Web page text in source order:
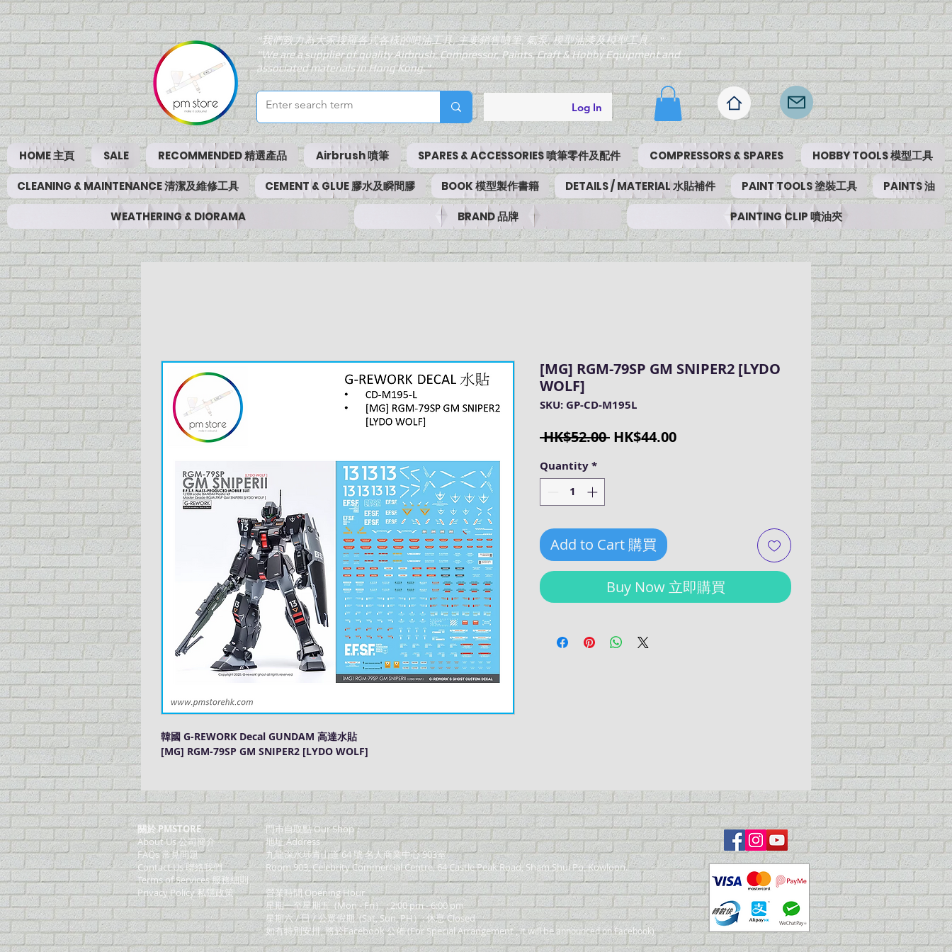
"我們致力為大家搜羅各式各樣的噴油工具, 主要銷售噴筆, 氣泵, 模型油漆及模型工具。"
"We are a supplier of quality Airbrush, Compressor, Paints, Craft & Hobby Equipment and
associated materials in Hong Kong."
Log In
HOME 主頁 SALE RECOMMENDED 精選產品 Airbrush 噴筆 SPARES & ACCESSORIES 噴筆零件及配件 COMPRESSORS & SPARES HOBBY TOOLS 模型工具
CLEANING & MAINTENANCE 清潔及維修工具 CEMENT & GLUE 膠水及瞬間膠 BOOK 模型製作書籍 DETAILS / MATERIAL 水貼補件 PAINT TOOLS 塗裝工具 PAINTS 油
WEATHERING & DIORAMA BRAND 品牌 PAINTING CLIP 噴油夾
韓國 G-REWORK Decal GUNDAM 高達水貼
[MG] RGM-79SP GM SNIPER2 [LYDO WOLF]
[MG] RGM-79SP GM SNIPER2 [LYDO
WOLF]
SKU: GP-CD-M195L
HK$52.00 Regular
HK$44.00Sale
Quantity*
Add to Cart 購買
Buy Now 立即購買
關於 PMSTORE
About Us 公司簡介
FAQs 常見問題
Contact Us 聯絡我們
​Terms of Services 服務細則
Privacy Policy 私隱政策
門巿自取點 Our Shop：
地址 Address
九龍深水埗青山道 64 號 名人商業中心 903室
Room 903, Celebrity Commercial Centre, 64 Castle Peak Road, Sham Shui Po, Kowloon.
營業時間 Opening Hour
星期一至星期五 (Mon - Fri） : 2:00 pm - 6:00 pm
星期六 / 日 / 公眾假期 (Sat, Sun, PH）: 休息 Closed
如有特別安排, 將於Facebook 公佈 (For Special Arrangement , it will beannounced on Facebook)